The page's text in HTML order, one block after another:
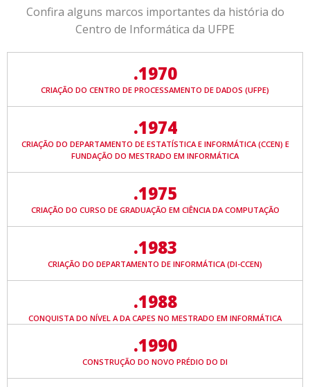
Confira alguns marcos importantes da história do
Centro de Informática da UFPE
.1970
CRIAÇÃO DO CENTRO DE PROCESSAMENTO DE DADOS (UFPE)
.1974
CRIAÇÃO DO DEPARTAMENTO DE ESTATÍSTICA E INFORMÁTICA (CCEN) E
FUNDAÇÃO DO MESTRADO EM INFORMÁTICA
.1975
CRIAÇÃO DO CURSO DE GRADUAÇÃO EM CIÊNCIA DA COMPUTAÇÃO
.1983
CRIAÇÃO DO DEPARTAMENTO DE INFORMÁTICA (DI-CCEN)
.1988
CONQUISTA DO NÍVEL A DA CAPES NO MESTRADO EM INFORMÁTICA
.1990
CONSTRUÇÃO DO NOVO PRÉDIO DO DI